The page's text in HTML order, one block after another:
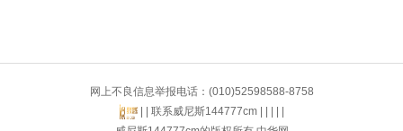
网上不良信息举报电话：(010)52598588-8758
| | 联系威尼斯144777cm| | | | |